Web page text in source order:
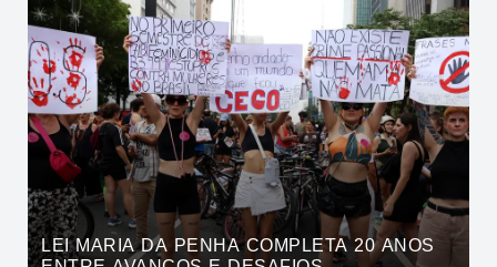
LEI MARIA DA PENHA COMPLETA 20 ANOS